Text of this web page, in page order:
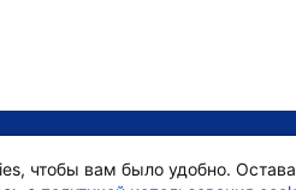
чтобы вам было удобно.